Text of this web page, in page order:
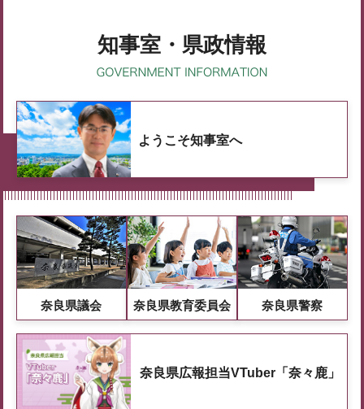
知事室・県政情報
ようこそ知事室へ
奈良県議会 奈良県教育委員会 奈良県警察
奈良県広報担当VTuber「奈々鹿」